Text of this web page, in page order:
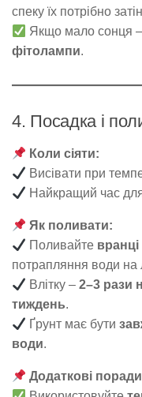
спеку їх потрібно
Якщо мало сонця
фітолампи.
4. Посадка і
Коли сіяти:
Висівати при
Найкращий час
Як поливати:
Поливайте
потрапляння води на
Влітку –2–3 рази
тиждень.
Ґрунт має бути
води.
Додаткові